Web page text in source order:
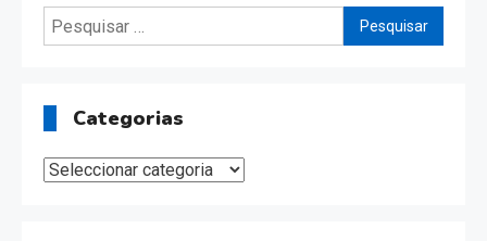
Pesquisar
por:
Categorias
Categorias